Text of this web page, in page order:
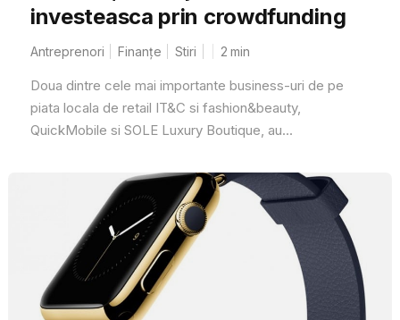
investeasca prin crowdfunding
Antreprenori Finanțe Stiri 2 min
Doua dintre cele mai importante business-uri de pe
piata locala de retail IT&C si fashion&beauty,
QuickMobile si SOLE Luxury Boutique, au...